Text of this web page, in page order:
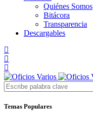
Quiénes Somos
Bitácora
Transparencia
Descargables
Temas Populares